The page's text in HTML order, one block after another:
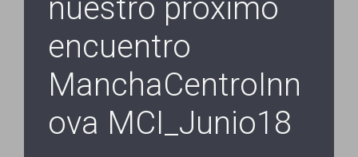
nuestro próximo
encuentro
ManchaCentroInn
ova MCI_Junio18